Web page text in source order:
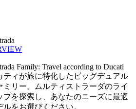
Family: Travel according to Ducati
ティが旅に特化したビッグデュアル
ミリー。ムルティストラーダのライ
プを探索し、あなたのニーズに最適
ルをお選びください。